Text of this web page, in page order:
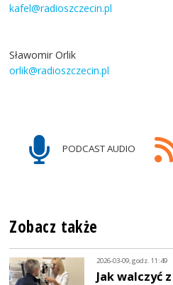
kafel@radioszczecin.pl
Sławomir Orlik
orlik@radioszczecin.pl
PODCAST AUDIO
Zobacz także
2026-03-09, godz. 11:49
Jak walczyć